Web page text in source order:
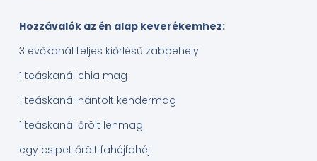
Hozzávalók az én alap keverékemhez:
3 evőkanál teljes kiőrlésű zabpehely
1 teáskanál chia mag
1 teáskanál hántolt kendermag
1 teáskanál őrölt lenmag
egy csipet őrölt fahéjfahéj